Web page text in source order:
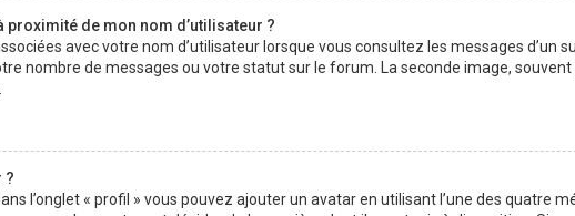
de mon nom d’utilisateur ?
avec votre nom d’utilisateur lorsque vous consultez les messages d’un
nombre de messages ou votre statut sur le forum. La seconde image,
?
l’onglet « profil » vous pouvez ajouter un avatar en utilisant l’une des quatre